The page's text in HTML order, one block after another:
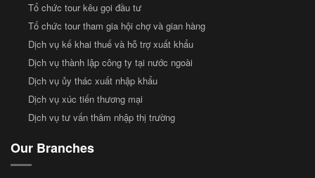
Tổ chức tour kêu gọi đầu tư
Tổ chức tour tham gia hội chợ và gian hàng
Dịch vụ kế khai thuế và hỗ trợ xuất khẩu
Dịch vụ thành lập công ty tại nước ngoài
Dịch vụ ủy thác xuất nhập khẩu
Dịch vụ xúc tiến thương mại
Dịch vụ tư vấn thâm nhập thị trường
Our Branches